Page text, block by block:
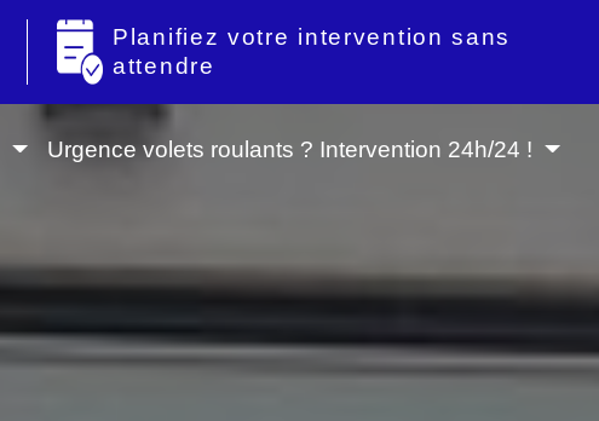
Planifiez votre intervention sans
attendre
Urgence volets roulants ? Intervention 24h/24 !